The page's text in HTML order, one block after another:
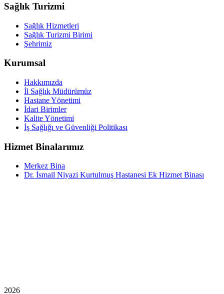
Sağlık Turizmi
Sağlık Hizmetleri
Sağlık Turizmi Birimi
Şehrimiz
Kurumsal
Hakkımızda
İl Sağlık Müdürümüz
Hastane Yönetimi
İdari Birimler
Kalite Yönetimi
İş Sağlığı ve Güvenliği Politikası
Hizmet Binalarımız
Merkez Bina
Dr. İsmail Niyazi Kurtulmuş Hastanesi Ek Hizmet Binası
2026